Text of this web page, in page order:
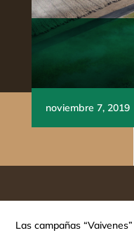
noviembre 7, 2019
Las campañas